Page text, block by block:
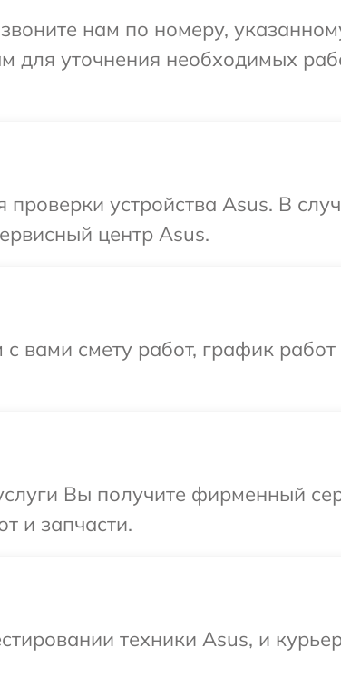
нам по номеру,
для уточнения необходимых
устройства Asus. В
центр Asus.
вами смету работ, график
Вы получите фирменный
и запчасти.
техники Asus, и